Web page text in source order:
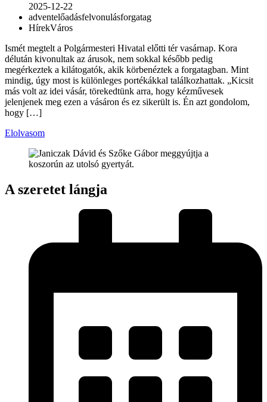
2025-12-22
adventelőadásfelvonulásforgatag
HírekVáros
Ismét megtelt a Polgármesteri Hivatal előtti tér vasárnap. Kora
délután kivonultak az árusok, nem sokkal később pedig
megérkeztek a kilátogatók, akik körbenéztek a forgatagban. Mint
mindig, úgy most is különleges portékákkal találkozhattak. „Kicsit
más volt az idei vásár, törekedtünk arra, hogy kézművesek
jelenjenek meg ezen a vásáron és ez sikerült is. Én azt gondolom,
hogy […]
Elolvasom
A szeretet lángja